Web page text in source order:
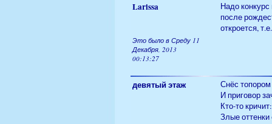
Larissa
Надо
после
откроется,
Это было в Среду 11
Декабря, 2013
00:13:27
девятый этаж
Снёс
И приговор
Кто-то
Злые